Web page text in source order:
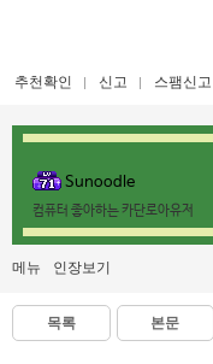
추천확인 신고 스팸신고
Sunoodle
컴퓨터 좋아하는 카단로아유저
메뉴 인장보기
목록 본문